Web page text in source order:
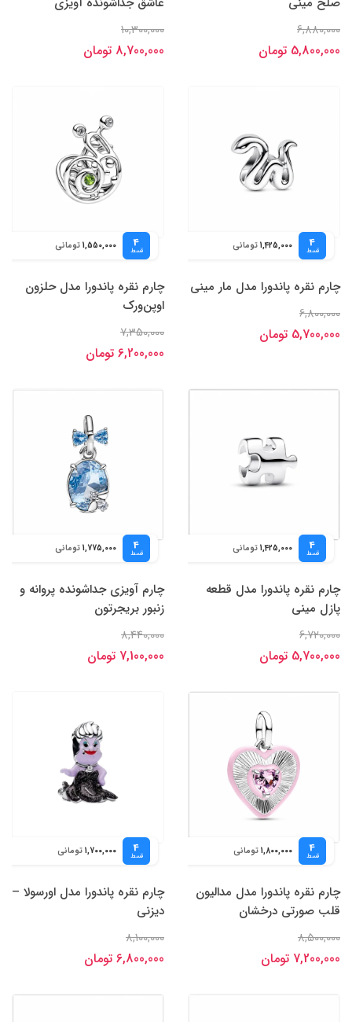
6,880,000
5,800,000 تومان
10,300,000
8,700,000 تومان
4
قسط 1,425,000 تومانی
چارم نقره پاندورا مدل مار مینی
6,800,000
5,700,000 تومان
4
قسط 1,550,000 تومانی
چارم نقره پاندورا مدل حلزون
اوپن‌ورک
7,350,000
6,200,000 تومان
4
قسط 1,425,000 تومانی
چارم نقره پاندورا مدل قطعه
پازل مینی
6,720,000
5,700,000 تومان
4
قسط 1,775,000 تومانی
چارم آویزی جداشونده پروانه و
زنبور بریجرتون
8,440,000
7,100,000 تومان
4
قسط 1,800,000 تومانی
چارم نقره پاندورا مدل مدالیون
قلب صورتی درخشان
8,500,000
7,200,000 تومان
4
قسط 1,700,000 تومانی
چارم نقره پاندورا مدل اورسولا –
دیزنی
8,100,000
6,800,000 تومان